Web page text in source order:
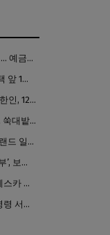
’10억 빚’ 안갚고 미국 온 한인 부부 … 예금보험공사, 미국서 소송
[화제] “내 돈 갚아라” 김원석씨 자택 앞 1인 광대 시위 … 한인 투자사, “108만 달러 못받아”
위조여권으로 미국 재입국한 추방 한인, 120만 달러 은행 사기 행각
[충격] “외국인 심판들에 성접대” … 쑥대밭된 축협 어디까지 추락하나
칙필레마저 문 닫았다 … 선셋·하이랜드 일대 ‘황량한 거리’로
[이민] 영주권 서류 빠지면 ‘즉시거부’, 보완기회 없다 … 이민심사 8월부터 확 바뀐다
트럼프, 한인 주지사 후보 홍 프란체스카 정조준 … “미치광이다”
트럼프, ‘원정출산’ 전면차단 행정명령 서명 …비자취소·입국금지·추방까지